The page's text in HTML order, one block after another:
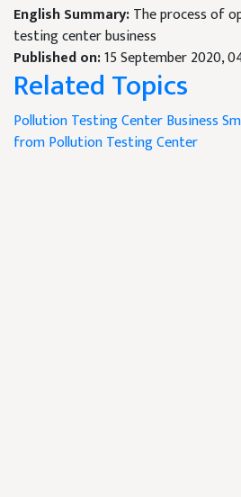
English Summary:The process of
testing center business
Published on:15 September 2020,
Related Topics
Pollution Testing Center Business
from Pollution Testing Center